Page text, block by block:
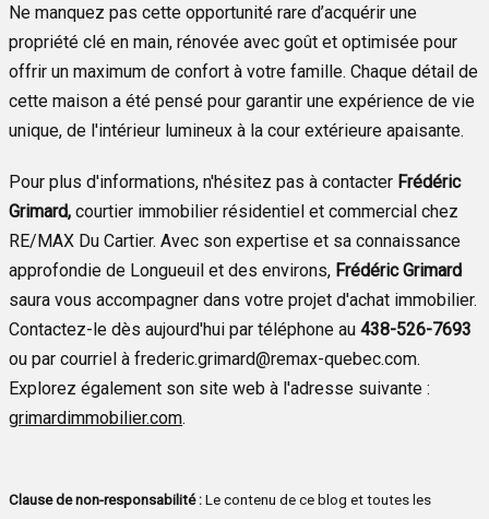
Ne manquez pas cette opportunité rare d’acquérir une
propriété clé en main, rénovée avec goût et optimisée pour
offrir un maximum de confort à votre famille. Chaque détail de
cette maison a été pensé pour garantir une expérience de vie
unique, de l'intérieur lumineux à la cour extérieure apaisante.
Pour plus d'informations, n'hésitez pas à contacter Frédéric
Grimard, courtier immobilier résidentiel et commercial chez
RE/MAX Du Cartier. Avec son expertise et sa connaissance
approfondie de Longueuil et des environs, Frédéric Grimard
saura vous accompagner dans votre projet d'achat immobilier.
Contactez-le dès aujourd'hui par téléphone au 438-526-7693
ou par courriel à frederic.grimard@remax-quebec.com.
Explorez également son site web à l'adresse suivante :
grimardimmobilier.com.
Clause de non-responsabilité : Le contenu de ce blog et toutes les